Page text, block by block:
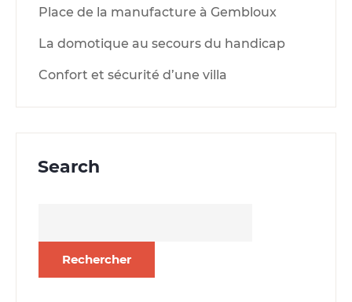
Place de la manufacture à Gembloux
La domotique au secours du handicap
Confort et sécurité d’une villa
Search